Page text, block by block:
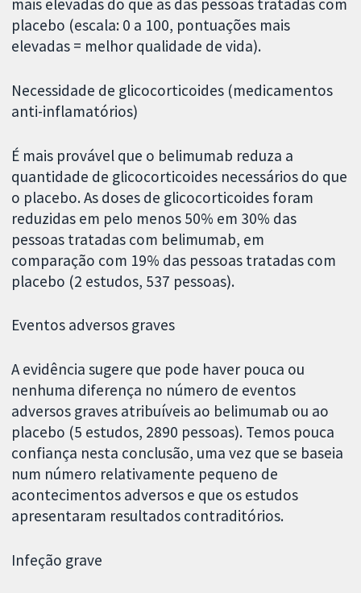
mais elevadas do que as das pessoas tratadas com
placebo (escala: 0 a 100, pontuações mais
elevadas = melhor qualidade de vida).
Necessidade de glicocorticoides (medicamentos
anti-inflamatórios)
É mais provável que o belimumab reduza a
quantidade de glicocorticoides necessários do que
o placebo. As doses de glicocorticoides foram
reduzidas em pelo menos 50% em 30% das
pessoas tratadas com belimumab, em
comparação com 19% das pessoas tratadas com
placebo (2 estudos, 537 pessoas).
Eventos adversos graves
A evidência sugere que pode haver pouca ou
nenhuma diferença no número de eventos
adversos graves atribuíveis ao belimumab ou ao
placebo (5 estudos, 2890 pessoas). Temos pouca
confiança nesta conclusão, uma vez que se baseia
num número relativamente pequeno de
acontecimentos adversos e que os estudos
apresentaram resultados contraditórios.
Infeção grave